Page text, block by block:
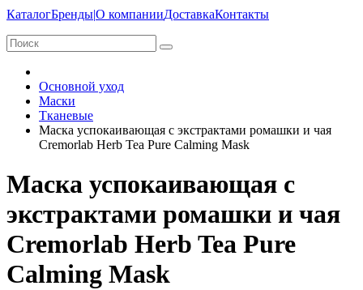
КаталогБренды|О компанииДоставкаКонтакты
Основной уход
Маски
Тканевые
Маска успокаивающая с экстрактами ромашки и чая
Cremorlab Herb Tea Pure Calming Mask
Маска успокаивающая с
экстрактами ромашки и чая
Cremorlab Herb Tea Pure
Calming Mask